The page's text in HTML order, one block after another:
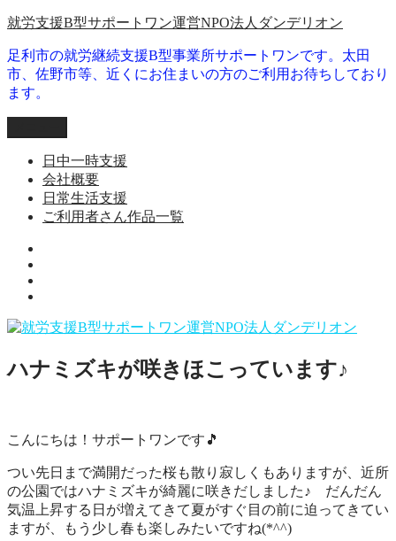
コ
テ
ン
ツ
へ
就労支援B型サポートワン運営NPO法人ダンデリオン
足利市の就労継続支援B型事業所サポートワンです。太田
市、佐野市等、近くにお住まいの方のご利用お待ちしており
ます。
日中一時支援
会社概要
日常生活支援
ご利用者さん作品一覧
支
所
サ
ポ
ー
ト
ワ
活
支
概
要
用
さ
一
覧
ハナミズキが咲きほこっています♪
こんにちは！サポートワンです🎵
つい先日まで満開だった桜も散り寂しくもありますが、近所
の公園ではハナミズキが綺麗に咲きだしました♪ だんだん
気温上昇する日が増えてきて夏がすぐ目の前に迫ってきてい
ますが、もう少し春も楽しみたいですね(*^^)